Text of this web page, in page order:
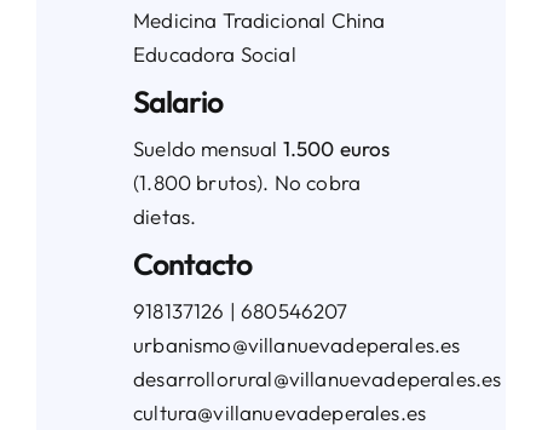
Medicina Tradicional China
Educadora Social
Salario
Sueldo mensual 1.500 euros
(1.800 brutos). No cobra
dietas.
Contacto
918137126 | 680546207
urbanismo@villanuevadeperales.es
desarrollorural@villanuevadeperales.es
cultura@villanuevadeperales.es